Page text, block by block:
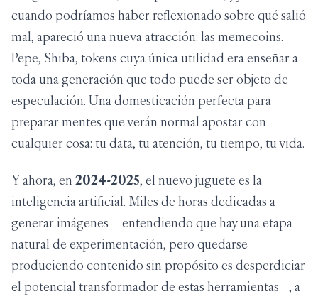
cuando podríamos haber reflexionado sobre qué salió
mal, apareció una nueva atracción: las memecoins.
Pepe, Shiba, tokens cuya única utilidad era enseñar a
toda una generación que todo puede ser objeto de
especulación. Una domesticación perfecta para
preparar mentes que verán normal apostar con
cualquier cosa: tu data, tu atención, tu tiempo, tu vida.
Y ahora, en 2024-2025, el nuevo juguete es la
inteligencia artificial. Miles de horas dedicadas a
generar imágenes —entendiendo que hay una etapa
natural de experimentación, pero quedarse
produciendo contenido sin propósito es desperdiciar
el potencial transformador de estas herramientas—, a